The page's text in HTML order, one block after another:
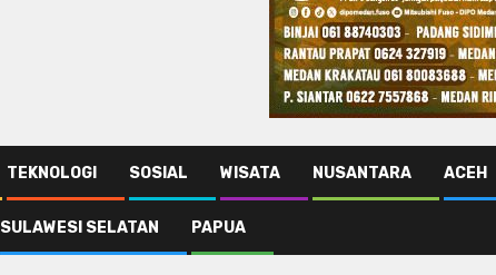
TEKNOLOGI SOSIAL WISATA NUSANTARA ACEH
SULAWESI SELATAN PAPUA